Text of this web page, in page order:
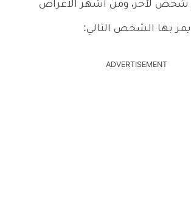
شخص لآخر، ومن أشهر الأعراض
يمر بها الشخص التالي:
ADVERTISEMENT